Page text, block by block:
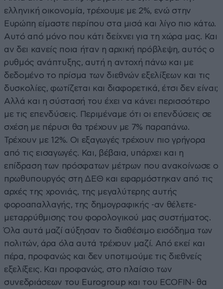
ελληνική οικονομία, τρέχουμε με 2%, ενώ στην
Ευρώπη είμαστε περίπου στα μισά και λίγο πιο κάτω.
Αυτό από μόνο που κάτι δείχνει για τη χώρα μας. Και
αν δει κανείς ποια ήταν η αρχική πρόβλεψη, αυτός ο
ρυθμός ανάπτυξης, αυτή η αντοχή πάνω και με
δεδομένο το πρίσμα των διεθνών εξελίξεων και τις
δυσκολίες, φωτίζεται και διαφορετικά, έτσι δεν είναι;
Αλλά και η σύστασή του έχει να κάνει περισσότερο
με τις επενδύσεις. Περιμέναμε ότι οι επενδύσεις σε
σχέση με πέρυσι θα τρέχουν με 7% παραπάνω.
Τρέχουν με 12%. Οι εξαγωγές τρέχουν πιο γρήγορα
από τις εισαγωγές. Και, βέβαια, υπάρχει και η
επίδραση των πρόσφατων μέτρων που ανακοίνωσε ο
πρωθυπουργός στη ΔΕΘ και εφαρμόστηκαν από τις
αρχές της χρονιάς, της μεγαλύτερης αυτής
φοροαπαλλαγής, της δημογραφικής -αν θέλετε-
μεταρρύθμισης του φορολογικού μας συστήματος.
Όλα αυτά μαζί αύξησαν το διαθέσιμο εισόδημα των
πολιτών, άρα όλα αυτά τρέχουν μαζί. Από εκεί και
πέρα, προφανώς και δεν υποτιμούμε τις διεθνείς
εξελίξεις. Και προφανώς, στο πλαίσιο των
συνεδριάσεων του Eurogroup και του ECOFIN- θα